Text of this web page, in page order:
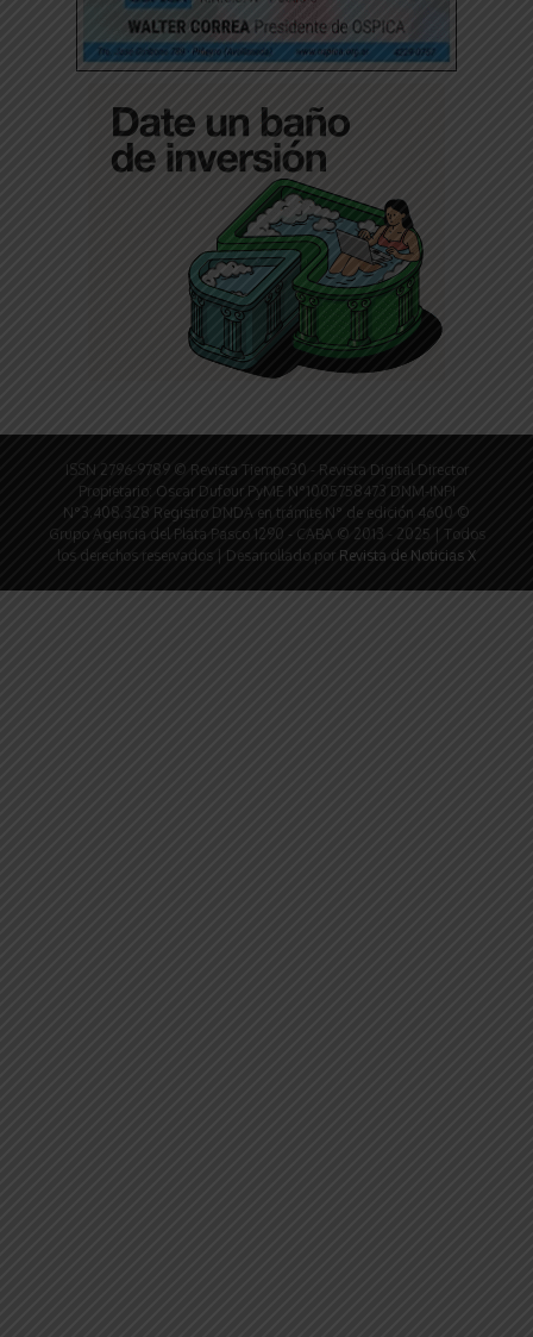
ISSN 2796-9789 © Revista Tiempo30 - Revista Digital Director
Propietario: Oscar Dufour PyME N°1005758473 DNM-INPI
N°3.408.328 Registro DNDA en trámite N° de edición 4600 ©
Grupo Agencia del Plata Pasco 1290 - CABA © 2013 - 2025 | Todos
los derechos reservados | Desarrollado por Revista de Noticias X